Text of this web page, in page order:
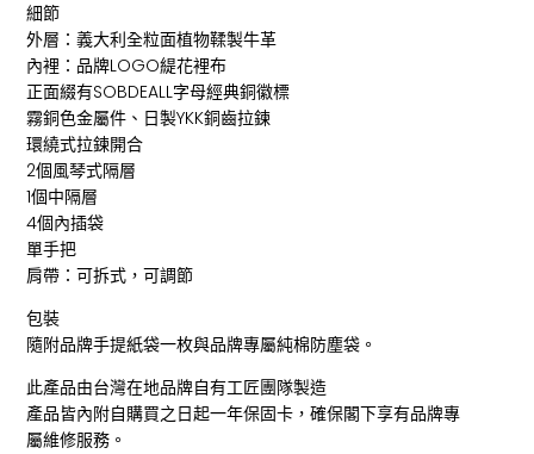
細節
外層：義大利全粒面植物鞣製牛革
內裡：品牌LOGO緹花裡布
正面綴有SOBDEALL字母經典銅徽標
霧銅色金屬件、日製YKK銅齒拉鍊
環繞式拉鍊開合
2個風琴式隔層
1個中隔層
4個內插袋
單手把
肩帶：可拆式，可調節
包裝
隨附品牌手提紙袋一枚與品牌專屬純棉防塵袋。
此產品由台灣在地品牌自有工匠團隊製造
產品皆內附自購買之日起一年保固卡，確保閣下享有品牌專
屬維修服務。